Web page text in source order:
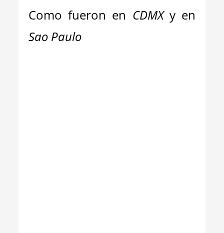
Como fueron en CDMXy en
Sao Paulo